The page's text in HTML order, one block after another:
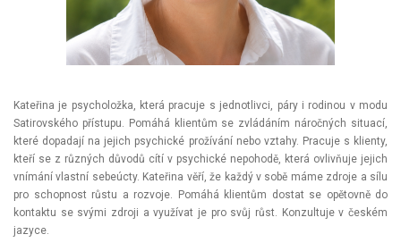
Kateřina je psycholožka, která pracuje s jednotlivci, páry i rodinou v modu
Satirovského přístupu. Pomáhá klientům se zvládáním náročných situací,
které dopadají na jejich psychické prožívání nebo vztahy. Pracuje s klienty,
kteří se z různých důvodů cítí v psychické nepohodě, která ovlivňuje jejich
vnímání vlastní sebeúcty. Kateřina věří, že každý v sobě máme zdroje a sílu
pro schopnost růstu a rozvoje. Pomáhá klientům dostat se opětovně do
kontaktu se svými zdroji a využívat je pro svůj růst. Konzultuje v českém
jazyce.